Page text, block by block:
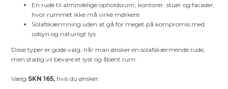
En rude til almindelige opholdsrum, kontorer, stuer og facader,
hvor rummet ikke må virke mørkere
Solafskærmning uden at gå for meget på kompromis med
udsyn og naturligt lys
Disse typer er gode valg, når man ønsker en solafskærmende rude,
men stadig vil bevare et lyst og åbent rum.
Vælg SKN 165, hvis du ønsker: